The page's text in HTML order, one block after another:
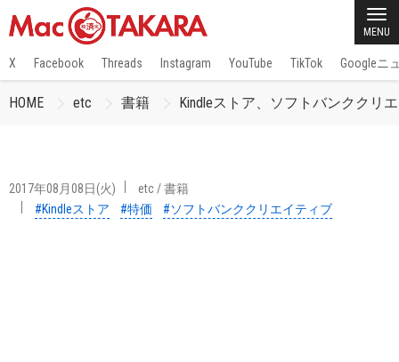
MENU
X Facebook Threads Instagram YouTube TikTok Googleニ
HOME etc 書籍 Kindleストア、ソフトバンククリ
2017年08月08日(火) etc/書籍
#Kindleストア
#特価 #ソフトバンククリエイティブ